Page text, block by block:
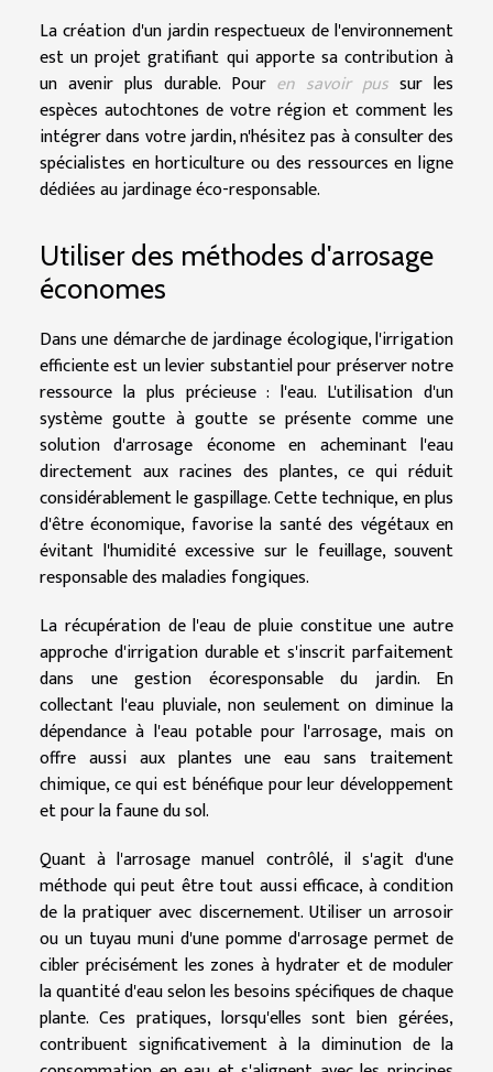
La création d'un jardin respectueux de l'environnement
est un projet gratifiant qui apporte sa contribution à
un avenir plus durable. Pour en savoir pus sur les
espèces autochtones de votre région et comment les
intégrer dans votre jardin, n'hésitez pas à consulter des
spécialistes en horticulture ou des ressources en ligne
dédiées au jardinage éco-responsable.
Utiliser des méthodes d'arrosage
économes
Dans une démarche de jardinage écologique, l'irrigation
efficiente est un levier substantiel pour préserver notre
ressource la plus précieuse : l'eau. L'utilisation d'un
système goutte à goutte se présente comme une
solution d'arrosage économe en acheminant l'eau
directement aux racines des plantes, ce qui réduit
considérablement le gaspillage. Cette technique, en plus
d'être économique, favorise la santé des végétaux en
évitant l'humidité excessive sur le feuillage, souvent
responsable des maladies fongiques.
La récupération de l'eau de pluie constitue une autre
approche d'irrigation durable et s'inscrit parfaitement
dans une gestion écoresponsable du jardin. En
collectant l'eau pluviale, non seulement on diminue la
dépendance à l'eau potable pour l'arrosage, mais on
offre aussi aux plantes une eau sans traitement
chimique, ce qui est bénéfique pour leur développement
et pour la faune du sol.
Quant à l'arrosage manuel contrôlé, il s'agit d'une
méthode qui peut être tout aussi efficace, à condition
de la pratiquer avec discernement. Utiliser un arrosoir
ou un tuyau muni d'une pomme d'arrosage permet de
cibler précisément les zones à hydrater et de moduler
la quantité d'eau selon les besoins spécifiques de chaque
plante. Ces pratiques, lorsqu'elles sont bien gérées,
contribuent significativement à la diminution de la